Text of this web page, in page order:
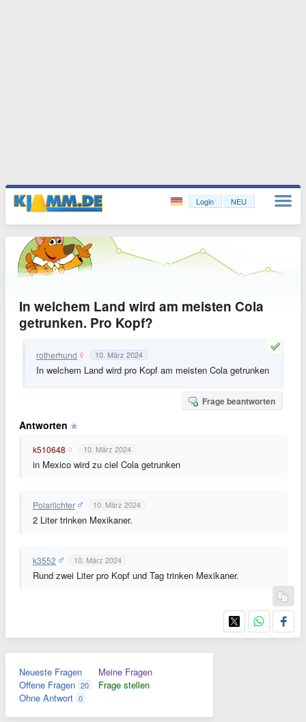
Login NEU
In welchem Land wird am meisten Cola
getrunken. Pro Kopf?
rotherhund 10. März 2024
In welchem Land wird pro Kopf am meisten Cola getrunken
Frage beantworten
Antworten
k510648 10. März 2024
in Mexico wird zu ciel Cola getrunken
Polarlichter 10. März 2024
2 Liter trinken Mexikaner.
k3552 10. März 2024
Rund zwei Liter pro Kopf und Tag trinken Mexikaner.
Neueste Fragen
Offene Fragen 20
Ohne Antwort 0
Meine Fragen
Frage stellen